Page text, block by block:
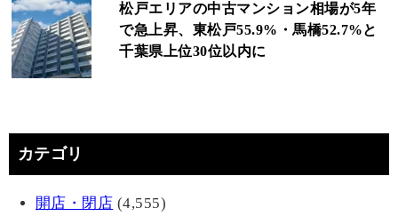
松戸エリアの中古マンション相場が5年
で急上昇、東松戸55.9%・馬橋52.7%と
千葉県上位30位以内に
カテゴリ
開店・閉店 (4,555)